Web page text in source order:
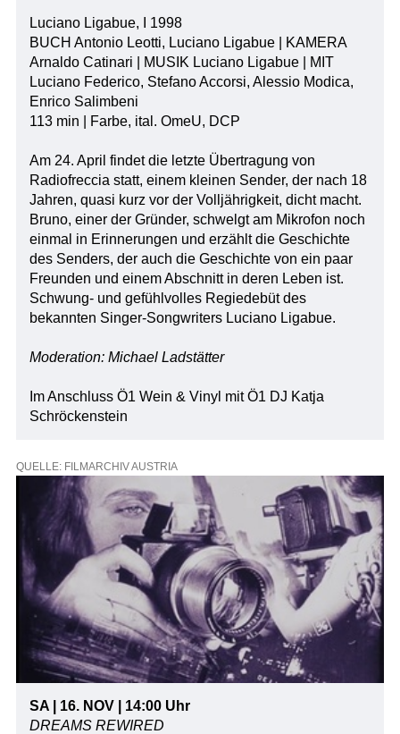
Luciano Ligabue, I 1998
BUCH Antonio Leotti, Luciano Ligabue | KAMERA
Arnaldo Catinari | MUSIK Luciano Ligabue | MIT
Luciano Federico, Stefano Accorsi, Alessio Modica,
Enrico Salimbeni
113 min | Farbe, ital. OmeU, DCP
Am 24. April findet die letzte Übertragung von
Radiofreccia statt, einem kleinen Sender, der nach 18
Jahren, quasi kurz vor der Volljährigkeit, dicht macht.
Bruno, einer der Gründer, schwelgt am Mikrofon noch
einmal in Erinnerungen und erzählt die Geschichte
des Senders, der auch die Geschichte von ein paar
Freunden und einem Abschnitt in deren Leben ist.
Schwung- und gefühlvolles Regiedebüt des
bekannten Singer-Songwriters Luciano Ligabue.
Moderation: Michael Ladstätter
Im Anschluss Ö1 Wein & Vinyl mit Ö1 DJ Katja
Schröckenstein
QUELLE: FILMARCHIV AUSTRIA
SA | 16. NOV | 14:00 Uhr
DREAMS REWIRED